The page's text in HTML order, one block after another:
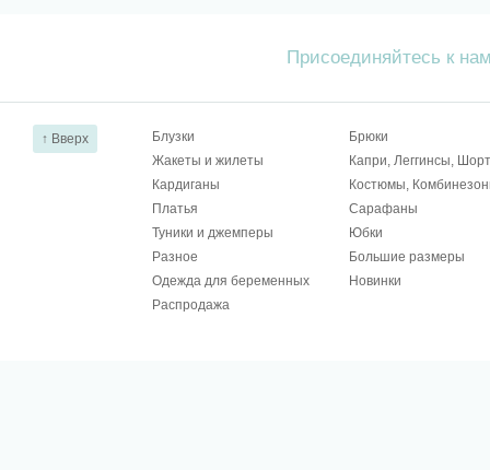
Присоединяйтесь к
↑ Вверх Блузки
Брюки
Жакеты и жилеты
Капри, Леггинсы,
Кардиганы
Костюмы,
Платья
Сарафаны
Туники и джемперы
Юбки
Разное
Большие размеры
Одежда для беременных
Новинки
Распродажа